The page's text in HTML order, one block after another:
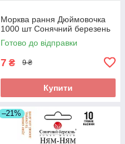
Морква рання Дюймовочка
1000 шт Сонячний березень
Готово до відправки
7 ₴ 9 ₴
Купити
–21%